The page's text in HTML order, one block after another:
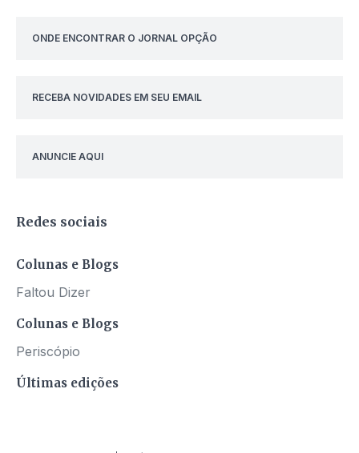
ONDE ENCONTRAR O JORNAL OPÇÃO
RECEBA NOVIDADES EM SEU EMAIL
ANUNCIE AQUI
Redes sociais
Colunas e Blogs
Faltou Dizer
Colunas e Blogs
Periscópio
Últimas edições